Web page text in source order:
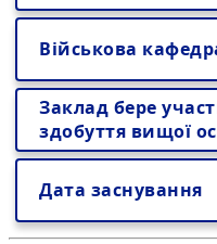
Військова
Заклад бере
здобуття вищої
Дата заснування